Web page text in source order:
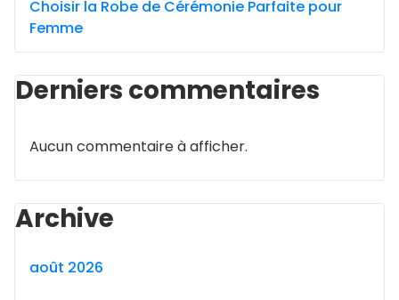
Choisir la Robe de Cérémonie Parfaite pour
Femme
Derniers commentaires
Aucun commentaire à afficher.
Archive
août 2026